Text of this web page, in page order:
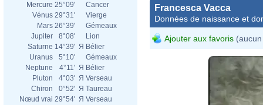
Mercure 25°09'
Cancer
Vénus 29°31'
Vierge
Mars 26°39'
Gémeaux
Jupiter
8°08'
Lion
Saturne 14°39' Я Bélier
Uranus
5°10'
Gémeaux
Neptune
4°11' Я Bélier
Pluton
4°03' Я Verseau
Chiron
0°52' Я Taureau
Nœud vrai 29°54' Я Verseau
Francesca Vacca
Données de naissance et
Ajouter aux favoris